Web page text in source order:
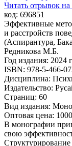
Читать отрывок на
код: 696851
Эффективные
и расстройств
(Аспирантура,
Редникова М.Б.
Год издания: 2024
ISBN: 978-5-466-
Дисциплина:
Издательство:
Страниц: 60
Вид издания:
Оптовая цена:
В монографии
свою